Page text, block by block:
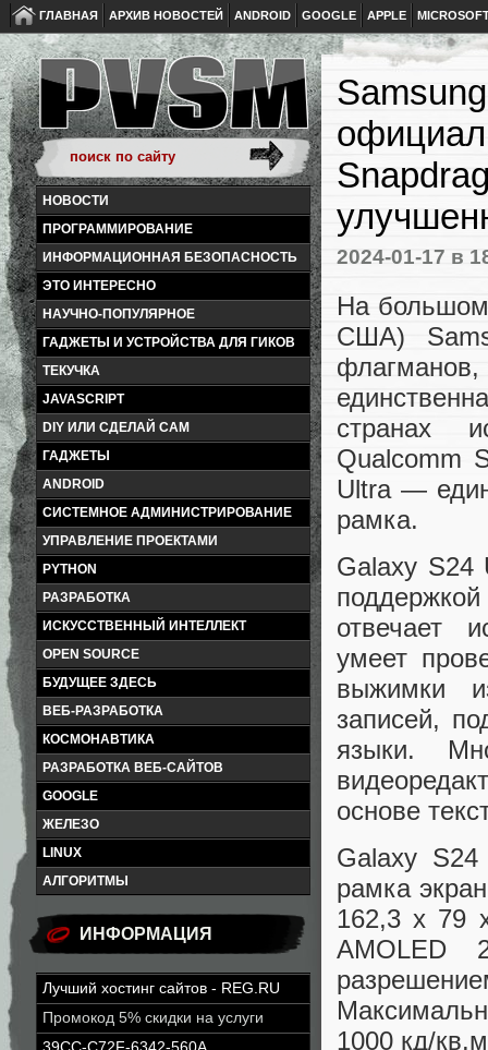
ГЛАВНАЯ АРХИВ НОВОСТЕЙ ANDROID GOOGLE APPLE
НОВОСТИ
ПРОГРАММИРОВАНИЕ
ИНФОРМАЦИОННАЯ БЕЗОПАСНОСТЬ
ЭТО ИНТЕРЕСНО
НАУЧНО-ПОПУЛЯРНОЕ
ГАДЖЕТЫ И УСТРОЙСТВА ДЛЯ ГИКОВ
ТЕКУЧКА
JAVASCRIPT
DIY ИЛИ СДЕЛАЙ САМ
ГАДЖЕТЫ
ANDROID
СИСТЕМНОЕ АДМИНИСТРИРОВАНИЕ
УПРАВЛЕНИЕ ПРОЕКТАМИ
PYTHON
РАЗРАБОТКА
ИСКУССТВЕННЫЙ ИНТЕЛЛЕКТ
OPEN SOURCE
БУДУЩЕЕ ЗДЕСЬ
ВЕБ-РАЗРАБОТКА
КОСМОНАВТИКА
РАЗРАБОТКА ВЕБ-САЙТОВ
GOOGLE
ЖЕЛЕЗО
LINUX
АЛГОРИТМЫ
ИНФОРМАЦИЯ
Лучший хостинг сайтов - REG.RU
Промокод 5% скидки на услуги
2024-01-17 в
На
США)
странах
Qualcomm
Ultra —
рамка.
Galaxy S24
отвечает
умеет
выжимки
записей,
языки.
основе
Galaxy
рамка
162,3 х 79
AMOLED
1000 кд/